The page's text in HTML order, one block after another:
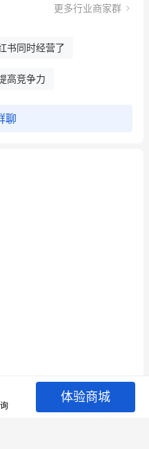
更多行业商家群
家看一下
书同时经营了
高竞争力
聊
体验商城